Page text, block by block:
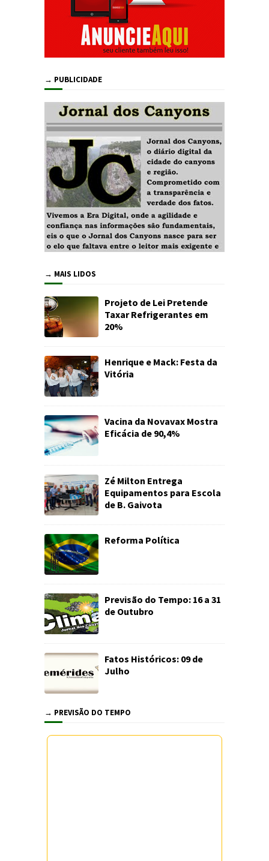
→ PUBLICIDADE
→ MAIS LIDOS
Projeto de Lei Pretende
Taxar Refrigerantes em
20%
Henrique e Mack: Festa da
Vitória
Vacina da Novavax Mostra
Eficácia de 90,4%
Zé Milton Entrega
Equipamentos para Escola
de B. Gaivota
Reforma Política
Previsão do Tempo: 16 a 31
de Outubro
Fatos Históricos: 09 de
Julho
→ PREVISÃO DO TEMPO